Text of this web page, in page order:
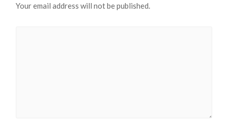
Your email address will not be published.